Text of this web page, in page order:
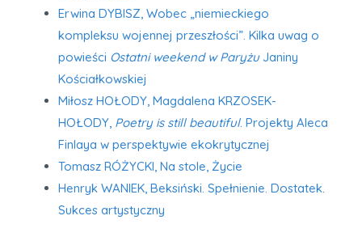
Erwina DYBISZ, Wobec „niemieckiego
kompleksu wojennej przeszłości”. Kilka uwag o
powieści Ostatni weekend w ParyżuJaniny
Kościałkowskiej
Miłosz HOŁODY, Magdalena KRZOSEK-
HOŁODY, Poetry is still beautiful. Projekty Aleca
Finlaya w perspektywie ekokrytycznej
Tomasz RÓŻYCKI, Na stole, Życie
Henryk WANIEK, Beksiński. Spełnienie. Dostatek.
Sukces artystyczny